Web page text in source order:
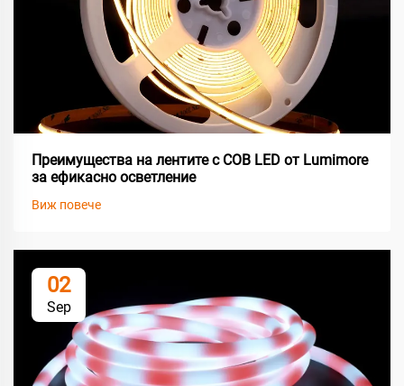
Преимущества на лентите с COB LED от Lumimore
за ефикасно осветление
Виж повече
02
Sep